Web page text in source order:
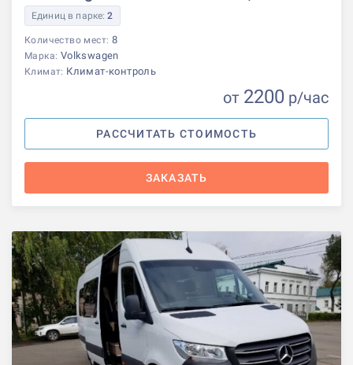
Единиц в парке:2
Количество мест: 8
Марка: Volkswagen
Климат: Климат-контроль
от 2200 р/час
РАССЧИТАТЬ СТОИМОСТЬ
ЗАКАЗАТЬ